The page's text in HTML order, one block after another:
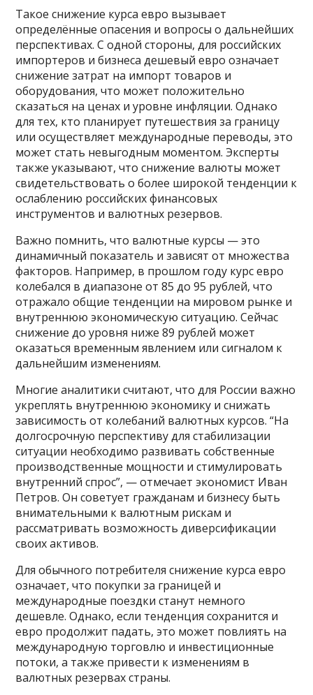
Такое снижение курса евро вызывает
определённые опасения и вопросы о дальнейших
перспективах. С одной стороны, для российских
импортеров и бизнеса дешевый евро означает
снижение затрат на импорт товаров и
оборудования, что может положительно
сказаться на ценах и уровне инфляции. Однако
для тех, кто планирует путешествия за границу
или осуществляет международные переводы, это
может стать невыгодным моментом. Эксперты
также указывают, что снижение валюты может
свидетельствовать о более широкой тенденции к
ослаблению российских финансовых
инструментов и валютных резервов.
Важно помнить, что валютные курсы — это
динамичный показатель и зависят от множества
факторов. Например, в прошлом году курс евро
колебался в диапазоне от 85 до 95 рублей, что
отражало общие тенденции на мировом рынке и
внутреннюю экономическую ситуацию. Сейчас
снижение до уровня ниже 89 рублей может
оказаться временным явлением или сигналом к
дальнейшим изменениям.
Многие аналитики считают, что для России важно
укреплять внутреннюю экономику и снижать
зависимость от колебаний валютных курсов. “На
долгосрочную перспективу для стабилизации
ситуации необходимо развивать собственные
производственные мощности и стимулировать
внутренний спрос”, — отмечает экономист Иван
Петров. Он советует гражданам и бизнесу быть
внимательными к валютным рискам и
рассматривать возможность диверсификации
своих активов.
Для обычного потребителя снижение курса евро
означает, что покупки за границей и
международные поездки станут немного
дешевле. Однако, если тенденция сохранится и
евро продолжит падать, это может повлиять на
международную торговлю и инвестиционные
потоки, а также привести к изменениям в
валютных резервах страны.